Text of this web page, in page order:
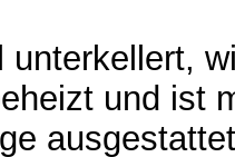
unterkellert,
und ist